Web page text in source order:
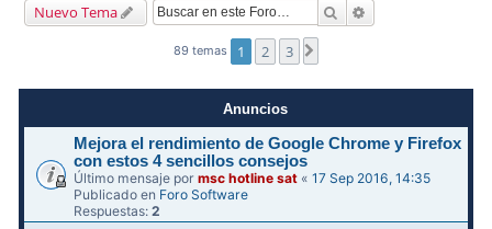
Nuevo Tema Buscar
89 temas 1 2 3
Anuncios
Mejora el rendimiento de Google Chrome y Firefox
con estos 4 sencillos consejos
Último mensaje pormsc hotline sat «17 Sep 2016, 14:35
Publicado en Foro Software
Respuestas:2